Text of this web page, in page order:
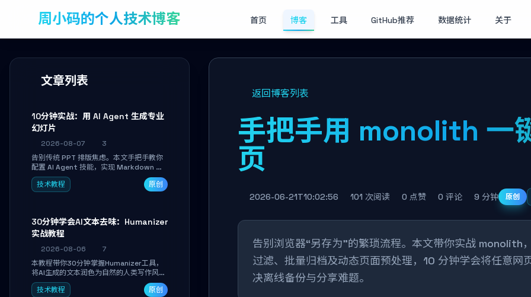
周小码的个人技术博客 首页 博客 工具 GitHub推荐 数据统计 关于
文章列表
10分钟实战：用 AI Agent 生成专业
幻灯片
2026-08-07
3
告别传统 PPT 排版焦虑。本文手把手教你
配置 AI Agent 技能，实现 Markdown 内
容自动转为带高级排版、AI 配图与 WebGL
运行时的 HTML 幻灯片。只需专注内容，
技术教程 原创
30分钟学会AI文本去味：Humanizer
实战教程
2026-08-06
7
本教程带你30分钟掌握Humanizer工具，
将AI生成的文本润色为自然的人类写作风
格。通过安装配置、实战示例和语音校准，
让你的内容告别AI痕迹，匹配个人写作习
技术教程 原创
返回博客列表
手把手用 monolith 一
页
2026-06-21T10:02:56 101 次阅读 0 点赞 0 评论 9 分钟 原创
告别浏览器“另存为”的繁琐流程。本文带你实战 monolith
过滤、批量归档及动态页面预处理，10 分钟学会将任意网
决离线备份与分享难题。